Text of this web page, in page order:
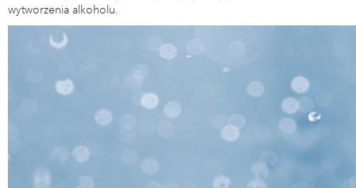
wytworzenia alkoholu.